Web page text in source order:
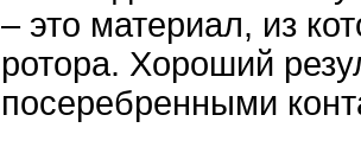
– это материал, из
ротора. Хороший
посеребренными